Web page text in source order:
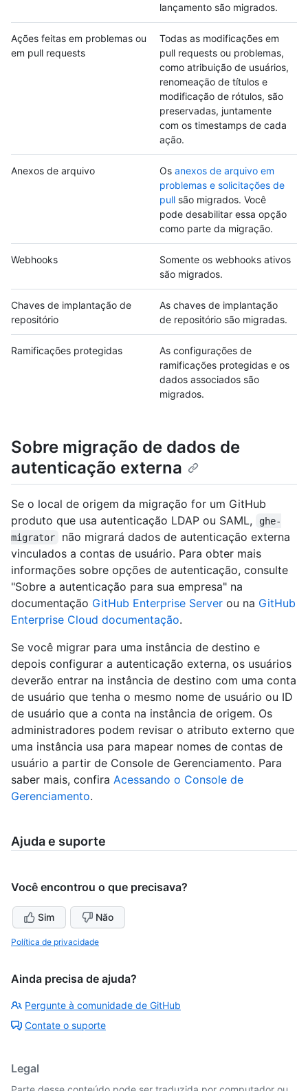
lançamento são migrados.
Ações feitas em problemas ou
em pull requests
Todas as modificações em
pull requests ou problemas,
como atribuição de usuários,
renomeação de títulos e
modificação de rótulos, são
preservadas, juntamente
com os timestamps de cada
ação.
Anexos de arquivo Os anexos de arquivo em
problemas e solicitações de
pull são migrados. Você
pode desabilitar essa opção
como parte da migração.
Webhooks
Somente os webhooks ativos
são migrados.
Chaves de implantação de
repositório
As chaves de implantação
de repositório são migradas.
Ramificações protegidas
As configurações de
ramificações protegidas e os
dados associados são
migrados.
Sobre migração de dados de
autenticação externa
Se o local de origem da migração for um GitHub
produto que usa autenticação LDAP ou SAML,
ghe-
migrator
não migrará dados de autenticação externa
vinculados a contas de usuário. Para obter mais
informações sobre opções de autenticação, consulte
"Sobre a autenticação para sua empresa" na
documentação GitHub Enterprise Server ou na GitHub
Enterprise Cloud documentação.
Se você migrar para uma instância de destino e
depois configurar a autenticação externa, os usuários
deverão entrar na instância de destino com uma conta
de usuário que tenha o mesmo nome de usuário ou ID
de usuário que a conta na instância de origem. Os
administradores podem revisar o atributo externo que
uma instância usa para mapear nomes de contas de
usuário a partir de Console de Gerenciamento. Para
saber mais, confira Acessando o Console de
Gerenciamento.
Ajuda e suporte
Você encontrou o que precisava?
Sim Não
Política de privacidade
Ainda precisa de ajuda?
Pergunte à comunidade de GitHub
Contate o suporte
Legal